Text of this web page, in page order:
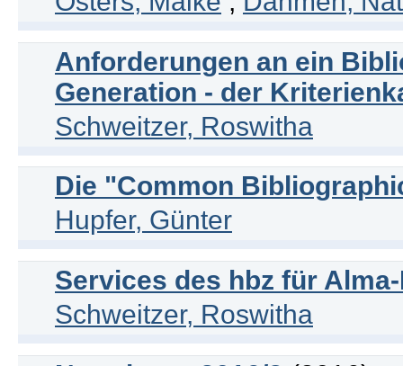
Anforderungen an ein
Generation - der
Schweitzer, Roswitha
Die "Common
Hupfer, Günter
Services des hbz für
Schweitzer, Roswitha